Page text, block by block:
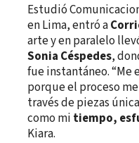
Estudió
en Lima, entró a
arte y en paralelo
Sonia Céspedes,
fue instantáneo. “Me
porque el proceso
través de piezas
como mi tiempo,
Kiara.